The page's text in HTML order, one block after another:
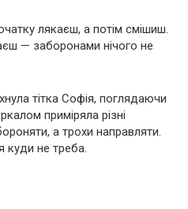
лякаєш, а потім смішиш.
— заборонами нічого не
тітка Софія, поглядаючи
приміряла різні
а трохи направляти.
куди не треба.